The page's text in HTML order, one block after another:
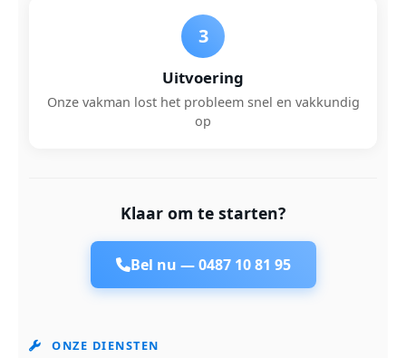
3
Uitvoering
Onze vakman lost het probleem snel en vakkundig
op
Klaar om te starten?
Bel nu —0487 10 81 95
ONZE DIENSTEN